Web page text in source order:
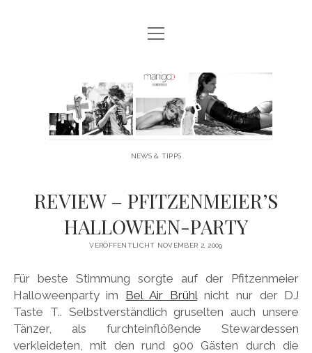
MANIGOO BLOG
MANIGOO MODELS
IMPRESSUM & DATENSCHUTZ
Menü
öffnen
Manigoo
NEWS & TIPPS
REVIEW – PFITZENMEIER’S
HALLOWEEN-PARTY
VERÖFFENTLICHT NOVEMBER 2, 2009
Für beste Stimmung sorgte auf der Pfitzenmeier
Halloweenparty im Bel Air Brühl nicht nur der DJ
Taste T.. Selbstverständlich gruselten auch unsere
Tänzer, als furchteinflößende Stewardessen
verkleideten, mit den rund 900 Gästen durch die